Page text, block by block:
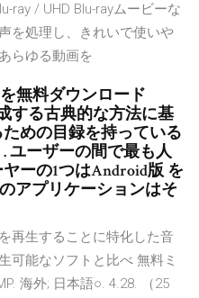
ray / UHD Blu-rayムービーな
を処理し、きれいで使いや
らゆる動画を
無料ダウンロード
する古典的な方法に基
めの目録を持っている
ユーザーの間で最も人
ーの1つはAndroid版 を
アプリケーションはそ
再生することに特化した音
可能なソフトと比べ 無料ミ
海外; 日本語○. 4.28. （25